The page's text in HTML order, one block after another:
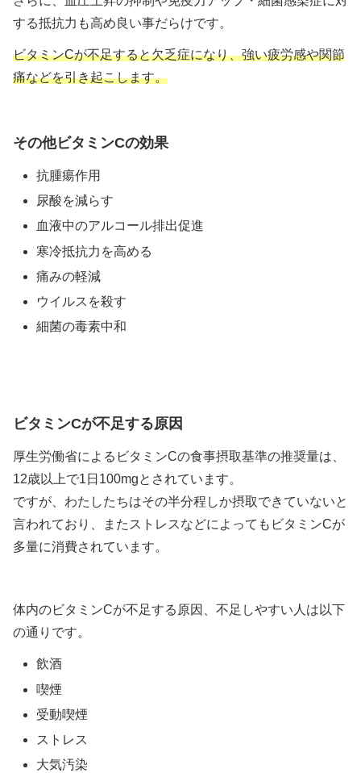
する抵抗力も高め良い事だらけです。
ビタミンCが不足すると欠乏症になり、強い疲労感や関節
痛などを引き起こします。
その他ビタミンCの効果
抗腫瘍作用
尿酸を減らす
血液中のアルコール排出促進
寒冷抵抗力を高める
痛みの軽減
ウイルスを殺す
細菌の毒素中和
ビタミンCが不足する原因
厚生労働省によるビタミンCの食事摂取基準の推奨量は、
12歳以上で1日100mgとされています。
ですが、わたしたちはその半分程しか摂取できていないと
言われており、またストレスなどによってもビタミンCが
多量に消費されています。
体内のビタミンCが不足する原因、不足しやすい人は以下
の通りです。
飲酒
喫煙
受動喫煙
ストレス
大気汚染